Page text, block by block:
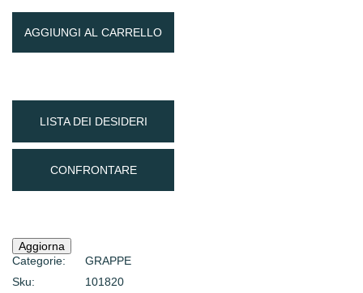
AGGIUNGI AL CARRELLO
LISTA DEI DESIDERI
CONFRONTARE
Categorie:
GRAPPE
Sku:
101820